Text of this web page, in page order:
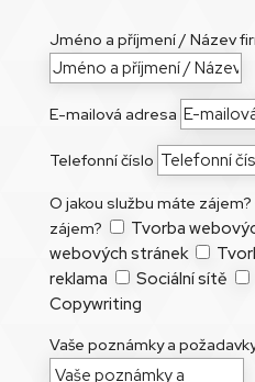
Jméno a příjmení / Název
E-mailová adresa
Telefonní číslo
O jakou službu máte zájem?
zájem?
Tvorba
webových stránek
reklama
Sociální sítě
Copywriting
Vaše poznámky a